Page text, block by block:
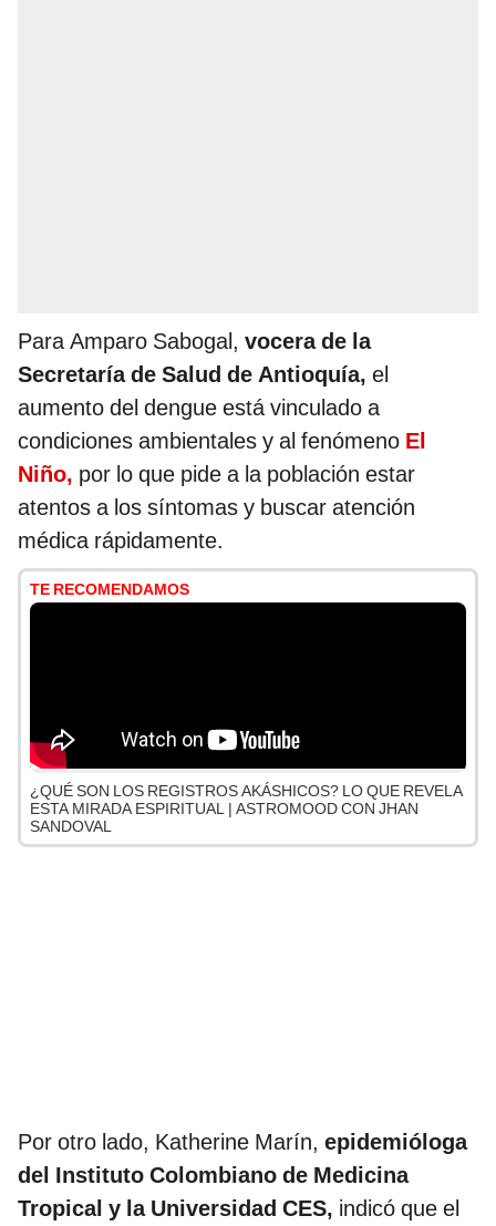
Para Amparo Sabogal, vocera de la
Secretaría de Salud de Antioquía, el
aumento del dengue está vinculado a
condiciones ambientales y al fenómeno El
Niño, por lo que pide a la población estar
atentos a los síntomas y buscar atención
médica rápidamente.
TE RECOMENDAMOS
¿QUÉ SON LOS REGISTROS AKÁSHICOS? LO QUE REVELA
ESTA MIRADA ESPIRITUAL | ASTROMOOD CON JHAN
SANDOVAL
Por otro lado, Katherine Marín, epidemióloga
del Instituto Colombiano de Medicina
Tropical y la Universidad CES, indicó que el